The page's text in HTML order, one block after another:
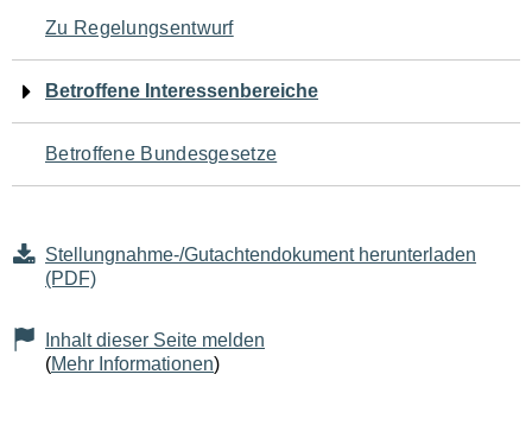
den
Seiteninhalt
Zu Regelungsentwurf
Betroffene Interessenbereiche
Betroffene Bundesgesetze
Stellungnahme-/Gutachtendokument herunterladen
(PDF)
Inhalt dieser Seite melden
(Mehr Informationen)